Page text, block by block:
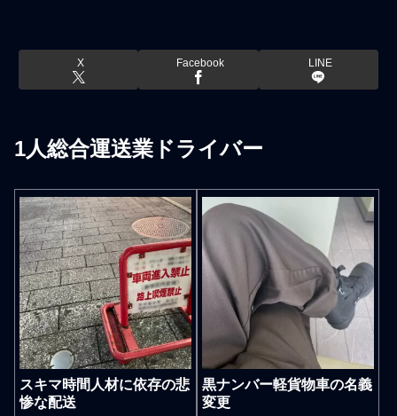
X Facebook LINE
1人総合運送業ドライバー
スキマ時間人材に依存の悲
惨な配送
黒ナンバー軽貨物車の名義
変更